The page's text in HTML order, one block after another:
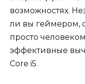
возможностях.
ли вы геймером,
просто
эффективные
Core i5.